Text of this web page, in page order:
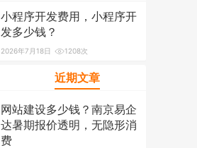
小程序开发费用，小程序开
发多少钱？
2026年7月18日 1208次
近期文章
网站建设多少钱？南京易企
达暑期报价透明，无隐形消
费